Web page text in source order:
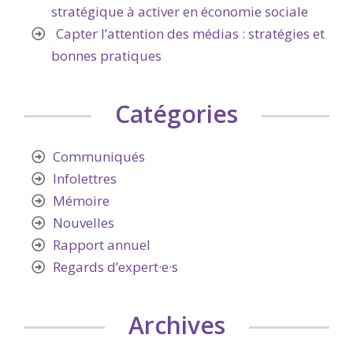
stratégique à activer en économie sociale
Capter l’attention des médias : stratégies et
bonnes pratiques
Catégories
Communiqués
Infolettres
Mémoire
Nouvelles
Rapport annuel
Regards d’expert·e·s
Archives